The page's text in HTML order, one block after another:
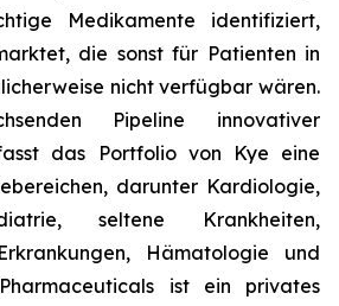
Medikamente identifiziert,
die sonst für Patienten in
nicht verfügbar wären.
Pipeline innovativer
das Portfolio von Kye eine
darunter Kardiologie,
seltene Krankheiten,
Hämatologie und
ist ein privates